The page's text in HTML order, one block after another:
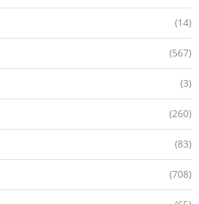
(14)
(567)
(3)
(260)
(83)
(708)